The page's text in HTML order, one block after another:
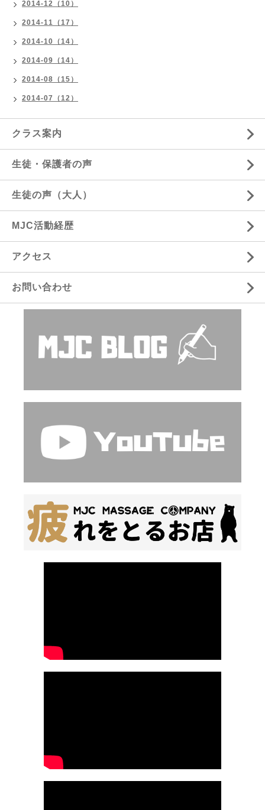
2014-12（10）
2014-11（17）
2014-10（14）
2014-09（14）
2014-08（15）
2014-07（12）
クラス案内
生徒・保護者の声
生徒の声（大人）
MJC活動経歴
アクセス
お問い合わせ